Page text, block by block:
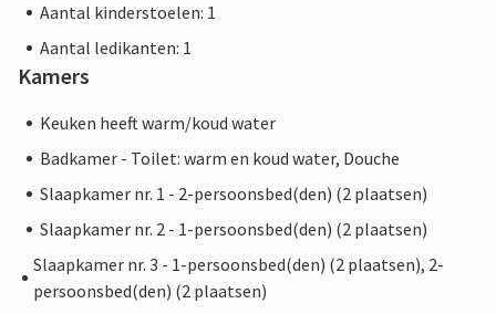
Aantal kinderstoelen: 1
Aantal ledikanten: 1
Kamers
Keuken heeft warm/koud water
Badkamer - Toilet: warm en koud water, Douche
Slaapkamer nr. 1 - 2-persoonsbed(den) (2 plaatsen)
Slaapkamer nr. 2 - 1-persoonsbed(den) (2 plaatsen)
Slaapkamer nr. 3 - 1-persoonsbed(den) (2 plaatsen), 2-
persoonsbed(den) (2 plaatsen)